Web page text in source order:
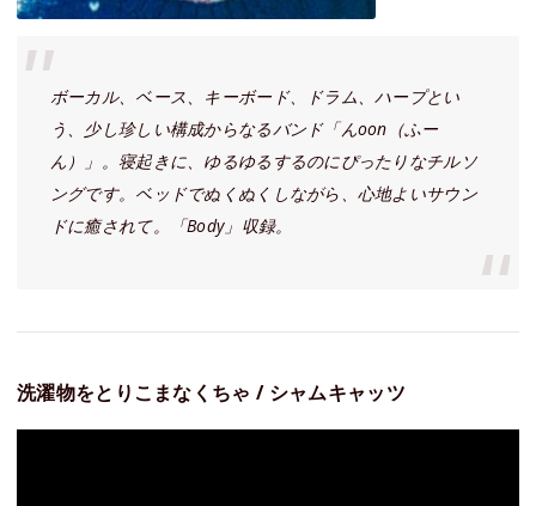
ボーカル、ベース、キーボード、ドラム、ハープとい
う、少し珍しい構成からなるバンド「んoon（ふー
ん）」。寝起きに、ゆるゆるするのにぴったりなチルソ
ングです。ベッドでぬくぬくしながら、心地よいサウン
ドに癒されて。「Body」収録。
洗濯物をとりこまなくちゃ / シャムキャッツ